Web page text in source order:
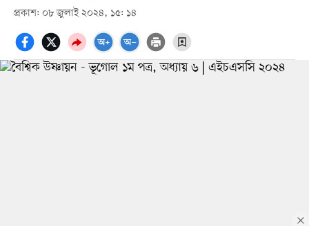
প্রকাশ: ০৮ জুলাই ২০২৪, ১৫: ১৪